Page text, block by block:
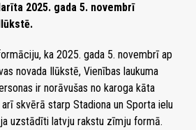
2025. gada 5. novembrī
ka 2025. gada 5. novembrī ap
novada Ilūkstē, Vienības laukuma
ir norāvušas no karoga kāta
skvērā starp Stadiona un Sporta ielu
uzstādīti latvju rakstu zīmju formā.